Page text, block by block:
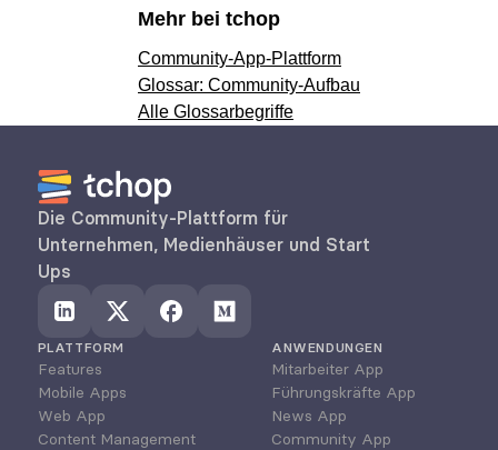
Mehr bei tchop
Community-App-Plattform
Glossar: Community-Aufbau
Alle Glossarbegriffe
Die Community-Plattform für
Unternehmen, Medienhäuser und Start
Ups
PLATTFORM
Features
Mobile Apps
Web App
Content Management
ANWENDUNGEN
Mitarbeiter App
Führungskräfte App
News App
Community App